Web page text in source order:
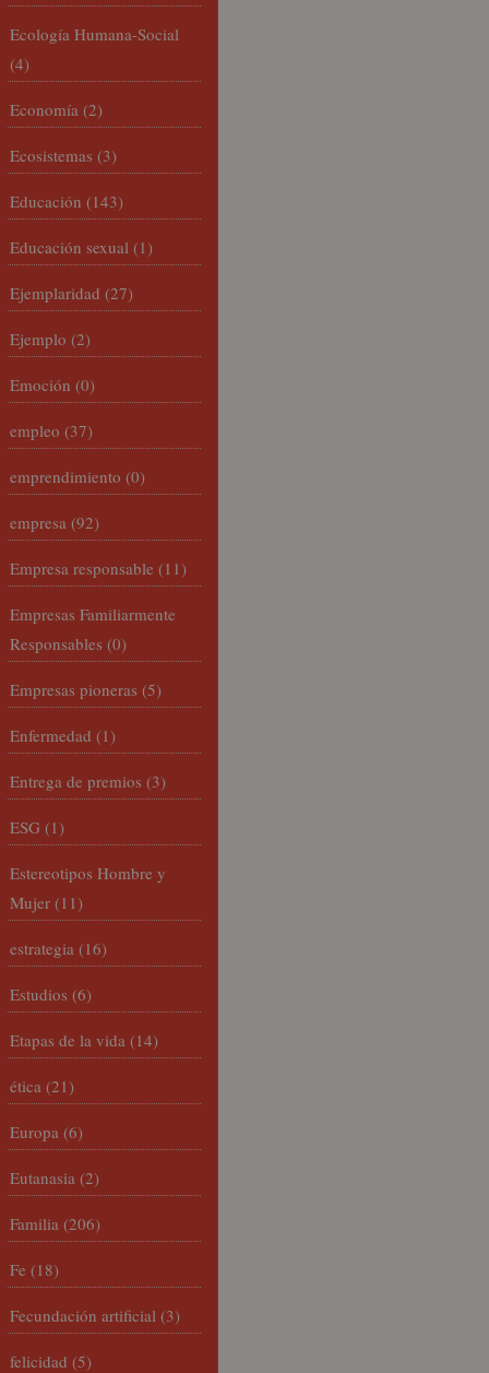
Ecología Humana-Social
(4)
Economía (2)
Ecosistemas (3)
Educación (143)
Educación sexual (1)
Ejemplaridad (27)
Ejemplo (2)
Emoción (0)
empleo (37)
emprendimiento (0)
empresa (92)
Empresa responsable (11)
Empresas Familiarmente
Responsables (0)
Empresas pioneras (5)
Enfermedad (1)
Entrega de premios (3)
ESG (1)
Estereotipos Hombre y
Mujer (11)
estrategia (16)
Estudios (6)
Etapas de la vida (14)
ética (21)
Europa (6)
Eutanasia (2)
Familia (206)
Fe (18)
Fecundación artificial (3)
felicidad (5)